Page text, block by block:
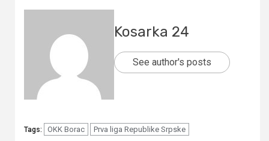
Kosarka 24
See author's posts
Tags: OKK Borac Prva liga Republike Srpske